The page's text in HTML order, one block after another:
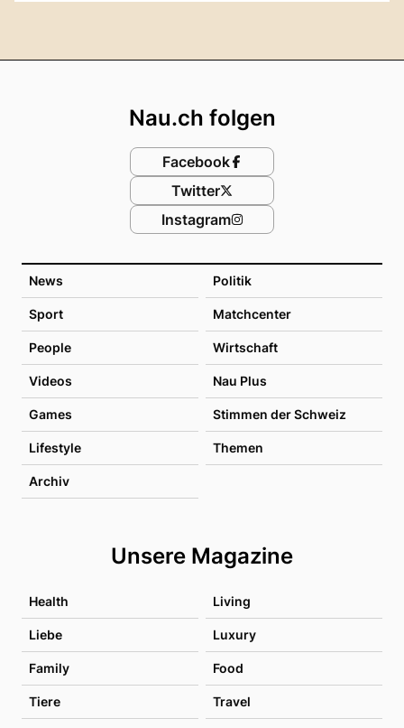
News Politik
Sport Matchcenter
People Wirtschaft
Videos Nau Plus
Games Stimmen der Schweiz
Lifestyle Themen
Archiv
Unsere Magazine
Health Living
Liebe Luxury
Family Food
Tiere Travel
Nau.ch folgen
Facebook
Twitter
Instagram